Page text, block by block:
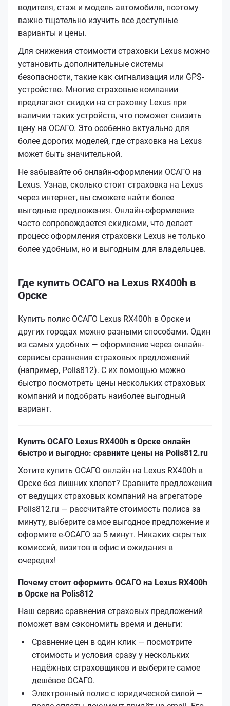
водителя, стаж и модель автомобиля, поэтому
важно тщательно изучить все доступные
варианты и цены.
Для снижения стоимости страховки Lexus можно
установить дополнительные системы
безопасности, такие как сигнализация или GPS-
устройство. Многие страховые компании
предлагают скидки на страховку Lexus при
наличии таких устройств, что поможет снизить
цену на ОСАГО. Это особенно актуально для
более дорогих моделей, где страховка на Lexus
может быть значительной.
Не забывайте об онлайн-оформлении ОСАГО на
Lexus. Узнав, сколько стоит страховка на Lexus
через интернет, вы сможете найти более
выгодные предложения. Онлайн-оформление
часто сопровождается скидками, что делает
процесс оформления страховки Lexus не только
более удобным, но и выгодным для владельцев.
Где купить ОСАГО на Lexus RX400h в
Орске
Купить полис ОСАГО Lexus RX400h в Орске и
других городах можно разными способами. Один
из самых удобных — оформление через онлайн-
сервисы сравнения страховых предложений
(например, Polis812). С их помощью можно
быстро посмотреть цены нескольких страховых
компаний и подобрать наиболее выгодный
вариант.
Купить ОСАГО Lexus RX400h в Орске онлайн
быстро и выгодно: сравните цены на Polis812.ru
Хотите купить ОСАГО онлайн на Lexus RX400h в
Орске без лишних хлопот? Сравните предложения
от ведущих страховых компаний на агрегаторе
Polis812.ru — рассчитайте стоимость полиса за
минуту, выберите самое выгодное предложение и
оформите е‑ОСАГО за 5 минут. Никаких скрытых
комиссий, визитов в офис и ожидания в
очередях!
Почему стоит оформить ОСАГО на Lexus RX400h
в Орске на Polis812
Наш сервис сравнения страховых предложений
поможет вам сэкономить время и деньги:
Сравнение цен в один клик — посмотрите
стоимость и условия сразу у нескольких
надёжных страховщиков и выберите самое
дешёвое ОСАГО.
Электронный полис с юридической силой —